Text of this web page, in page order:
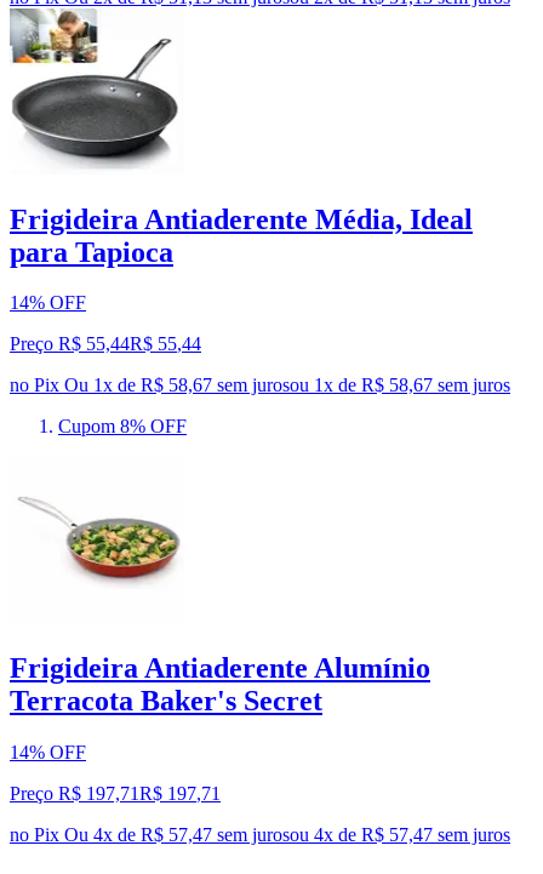
Frigideira Antiaderente Média, Ideal
para Tapioca
14% OFF
Preço R$ 55,44R$ 55,44
no Pix Ou 1x de R$ 58,67 sem jurosou 1x de R$ 58,67 sem juros
Cupom 8% OFF
Frigideira Antiaderente Alumínio
Terracota Baker's Secret
14% OFF
Preço R$ 197,71R$ 197,71
no Pix Ou 4x de R$ 57,47 sem jurosou 4x de R$ 57,47 sem juros